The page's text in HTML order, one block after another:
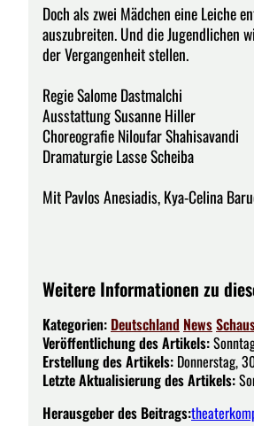
Doch als zwei Mädchen eine Leiche
auszubreiten. Und die Jugendlichen
der Vergangenheit stellen.
Regie Salome Dastmalchi
Ausstattung Susanne Hiller
Choreografie Niloufar Shahisavandi
Dramaturgie Lasse Scheiba
Mit Pavlos Anesiadis, Kya-Celina
Weitere Informationen zu
Kategorien: Deutschland News
Veröffentlichung des Artikels:
Erstellung des Artikels: Donnerstag,
Letzte Aktualisierung des Artikels:
Herausgeber des Beitrags: